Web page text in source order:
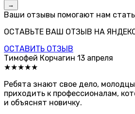
→
Ваши отзывы помогают нам
ОСТАВЬТЕ ВАШ ОТЗЫВ НА
ОСТАВИТЬ ОТЗЫВ
Тимофей Корчагин 13 апреля
★★★★★
Ребята знают свое дело,
приходить к профессионалам,
и объяснят новичку.